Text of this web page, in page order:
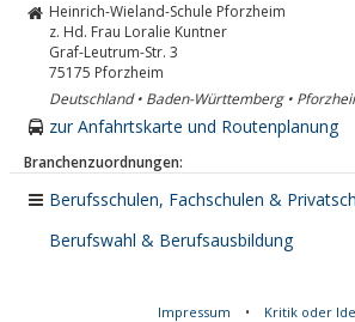
Heinrich-Wieland-Schule Pforzheim
z. Hd. Frau Loralie Kuntner
Graf-Leutrum-Str. 3
75175 Pforzheim
Deutschland • Baden-Württemberg •
zur Anfahrtskarte und Routenplanung
Branchenzuordnungen:
Berufsschulen, Fachschulen &
Berufswahl & Berufsausbildung
Impressum • Kritik oder